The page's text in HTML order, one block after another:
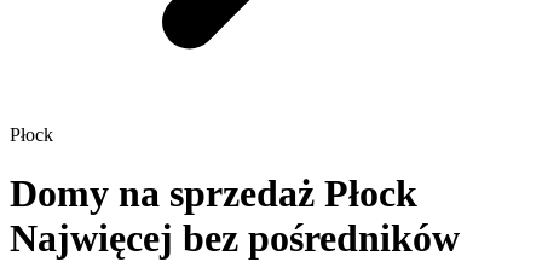
Płock
Domy na sprzedaż Płock
Najwięcej bez pośredników